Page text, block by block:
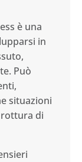
è una
in
Può
situazioni
di